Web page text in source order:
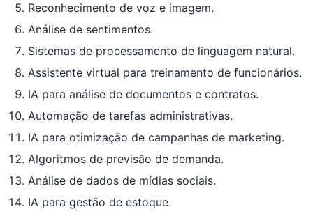
Reconhecimento de voz e imagem.
Análise de sentimentos.
Sistemas de processamento de linguagem natural.
Assistente virtual para treinamento de funcionários.
IA para análise de documentos e contratos.
Automação de tarefas administrativas.
IA para otimização de campanhas de marketing.
Algoritmos de previsão de demanda.
Análise de dados de mídias sociais.
IA para gestão de estoque.